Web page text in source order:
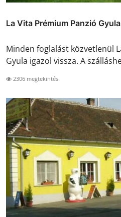
La Vita Prémium Panzió Gyula
Minden foglalást közvetlenül
Gyula igazol vissza. A
2306 megtekintés